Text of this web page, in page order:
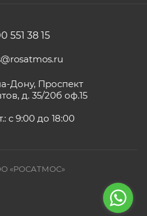
551 38 15
Дону, Проспект
д. 35/20б оф.15
с 9:00 до 18:00
«РОСАТМОС»